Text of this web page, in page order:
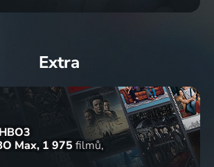
Extra
Max 1 975 filmů